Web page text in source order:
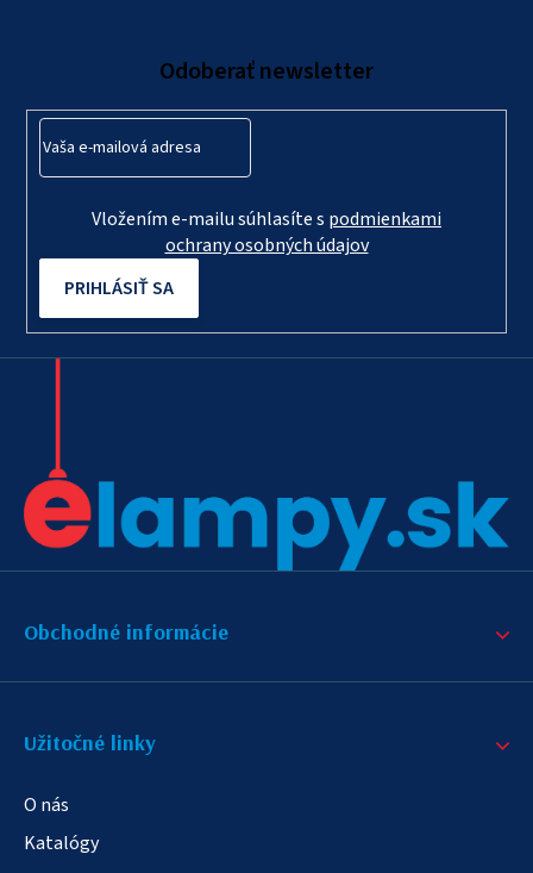
Odoberať newsletter
Vložením e-mailu súhlasíte s podmienkami
ochrany osobných údajov
PRIHLÁSIŤ SA
Obchodné informácie
Užitočné linky
O nás
Katalógy